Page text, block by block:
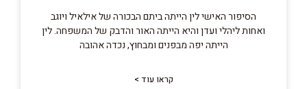
הסיפור האישי לין הייתה ביתם הבכורה של אילאיל ויוגב
ואחות ליהלי ועדן והיא הייתה האור והדבק של המשפחה. לין
הייתה יפה מבפנים ומבחוץ, נכדה אהובה
קראו עוד >